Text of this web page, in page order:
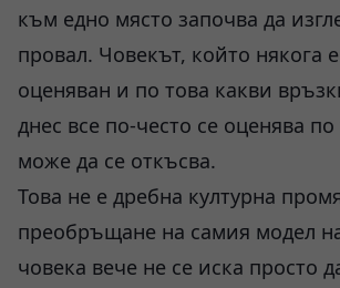
към едно място започва да
провал. Човекът, който някога
оценяван и по това какви
днес все по-често се оценява
може да се откъсва.
Това не е дребна културна
преобръщане на самия модел
човека вече не се иска просто